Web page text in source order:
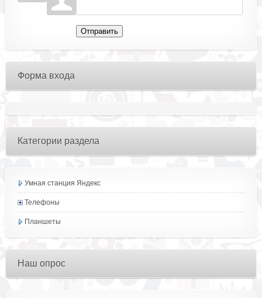
Отправить
Форма входа
Категории раздела
Умная станция Яндекс
Телефоны
Планшеты
Наш опрос